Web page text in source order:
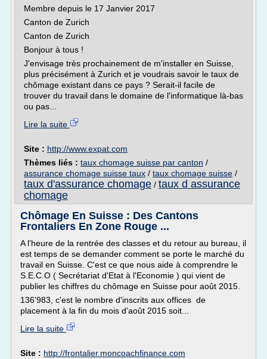
Membre depuis le 17 Janvier 2017
Canton de Zurich
Canton de Zurich
Bonjour à tous !
J'envisage très prochainement de m'installer en Suisse,
plus précisément à Zurich et je voudrais savoir le taux de
chômage existant dans ce pays ? Serait-il facile de
trouver du travail dans le domaine de l'informatique là-bas
ou pas...
Lire la suite
Site : http://www.expat.com
Thèmes liés : taux chomage suisse par canton /
assurance chomage suisse taux / taux chomage suisse /
taux d'assurance chomage / taux d assurance
chomage
Chômage En Suisse : Des Cantons
Frontaliers En Zone Rouge ...
A l'heure de la rentrée des classes et du retour au bureau, il
est temps de se demander comment se porte le marché du
travail en Suisse. C'est ce que nous aide à comprendre le
S.E.C.O ( Secrétariat d'Etat à l'Economie ) qui vient de
publier les chiffres du chômage en Suisse pour août 2015.
136'983, c'est le nombre d'inscrits aux offices de
placement à la fin du mois d'août 2015 soit...
Lire la suite
Site : http://frontalier.moncoachfinance.com